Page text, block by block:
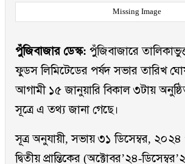
Missing Image
পুঁজিবাজার ডেস্ক: পুঁজিবাজারে
ফুডস লিমিটেডের পর্ষদ সভার তারিখ
আগামী ১৫ জানুয়ারি বিকাল ৩টায়
সূত্রে এ তথ্য জানা গেছে।
সূত্র অনুযায়ী, সভায় ৩১ ডিসেম্বর, ২০২৪
দ্বিতীয় প্রান্তিকের (অক্টোবর’২৪-